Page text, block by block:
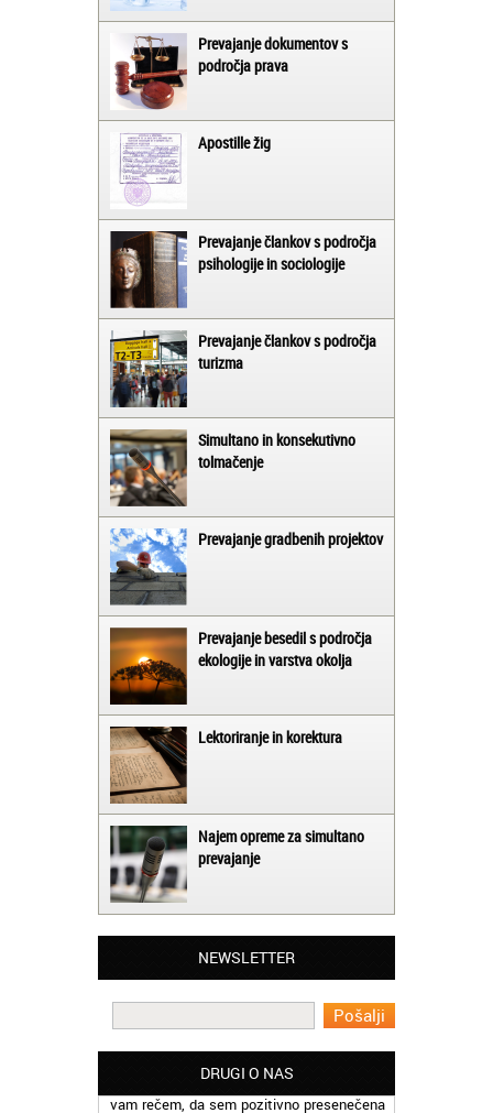
Prevajanje dokumentov s
področja prava
Apostille žig
Prevajanje člankov s področja
psihologije in sociologije
Prevajanje člankov s področja
turizma
Simultano in konsekutivno
tolmačenje
Prevajanje gradbenih projektov
Prevajanje besedil s področja
ekologije in varstva okolja
Lektoriranje in korektura
Najem opreme za simultano
prevajanje
NEWSLETTER
DRUGI O NAS
Matjaž iz Ajdovščine:
Lahko pohvalim vse zaposlene v Akademiji
Martina iz Bleda:
Potrebovala sem prevajanje iz
madžarskega v slovenski jezik in lahko
vam rečem, da sem pozitivno presenečena
prevajalcev Akademije Oxford.